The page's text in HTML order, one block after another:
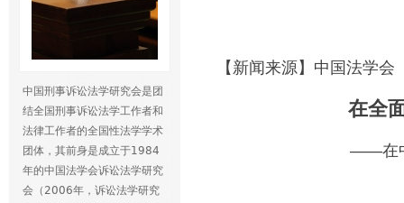
中国刑事诉讼法学研究会是团
结全国刑事诉讼法学工作者和
法律工作者的全国性法学学术
团体，其前身是成立于1984
年的中国法学会诉讼法学研究
会（2006年，诉讼法学研究
【新闻来源】中国法学会
在全
——在